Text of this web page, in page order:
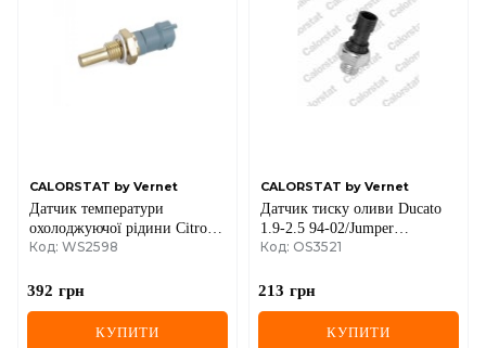
CALORSTAT by Vernet
Датчик температури
охолоджуючої рідини Citroen
Jumper 2.8/3.0HDi/Opel
Код: WS2598
392 грн
КУПИТИ
CALORSTAT by Vernet
Датчик тиску оливи Ducato
1.9-2.5 94-02/Jumper
2.8HDi/JTD 02- (0.3bar)
Код: OS3521
213 грн
КУПИТИ